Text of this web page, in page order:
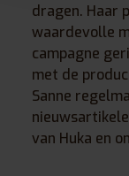
dragen. Haar
waardevolle
campagne
met de
Sanne
van Huka en